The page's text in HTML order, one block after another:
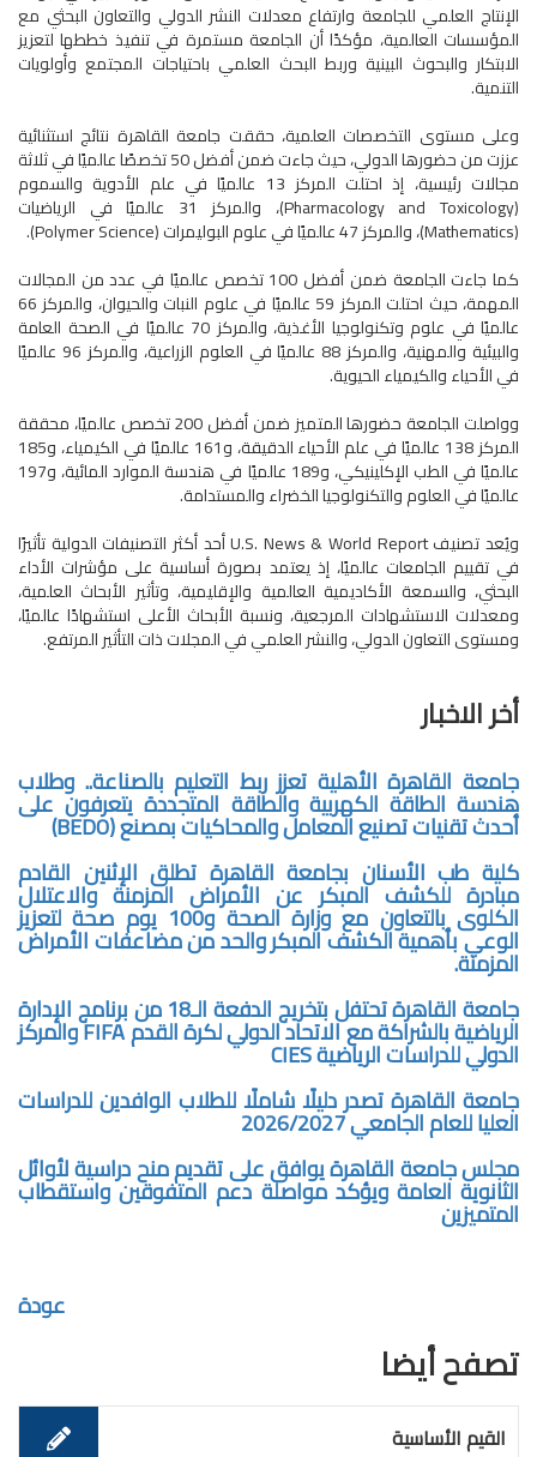
الإنتاج العلمي للجامعة وارتفاع معدلات النشر الدولي والتعاون البحثي مع
المؤسسات العالمية، مؤكدًا أن الجامعة مستمرة في تنفيذ خططها لتعزيز
الابتكار والبحوث البينية وربط البحث العلمي باحتياجات المجتمع وأولويات
التنمية.
وعلى مستوى التخصصات العلمية، حققت جامعة القاهرة نتائج استثنائية
عززت من حضورها الدولي، حيث جاءت ضمن أفضل 50 تخصصًا عالميًا في ثلاثة
مجالات رئيسية، إذ احتلت المركز 13 عالميًا في علم الأدوية والسموم
(Pharmacology and Toxicology)، والمركز 31 عالميًا في الرياضيات
(Mathematics)، والمركز 47 عالميًا في علوم البوليمرات (Polymer Science).
كما جاءت الجامعة ضمن أفضل 100 تخصص عالميًا في عدد من المجالات
المهمة، حيث احتلت المركز 59 عالميًا في علوم النبات والحيوان، والمركز 66
عالميًا في علوم وتكنولوجيا الأغذية، والمركز 70 عالميًا في الصحة العامة
والبيئية والمهنية، والمركز 88 عالميًا في العلوم الزراعية، والمركز 96 عالميًا
في الأحياء والكيمياء الحيوية.
وواصلت الجامعة حضورها المتميز ضمن أفضل 200 تخصص عالميًا، محققة
المركز 138 عالميًا في علم الأحياء الدقيقة، و161 عالميًا في الكيمياء، و185
عالميًا في الطب الإكلينيكي، و189 عالميًا في هندسة الموارد المائية، و197
عالميًا في العلوم والتكنولوجيا الخضراء والمستدامة.
ويُعد تصنيف U.S. News & World Report أحد أكثر التصنيفات الدولية تأثيرًا
في تقييم الجامعات عالميًا، إذ يعتمد بصورة أساسية على مؤشرات الأداء
البحثي، والسمعة الأكاديمية العالمية والإقليمية، وتأثير الأبحاث العلمية،
ومعدلات الاستشهادات المرجعية، ونسبة الأبحاث الأعلى استشهادًا عالميًا،
ومستوى التعاون الدولي، والنشر العلمي في المجلات ذات التأثير المرتفع.
أخر الاخبار
جامعة القاهرة الأهلية تعزز ربط التعليم بالصناعة.. وطلاب
هندسة الطاقة الكهربية والطاقة المتجددة يتعرفون على
أحدث تقنيات تصنيع المعامل والمحاكيات بمصنع (BEDO)
كلية طب الأسنان بجامعة القاهرة تطلق الإثنين القادم
مبادرة للكشف المبكر عن الأمراض المزمنة والاعتلال
الكلوى بالتعاون مع وزارة الصحة و100 يوم صحة لتعزيز
الوعي بأهمية الكشف المبكر والحد من مضاعفات الأمراض
المزمنة.
جامعة القاهرة تحتفل بتخريج الدفعة الـ18 من برنامج الإدارة
الرياضية بالشراكة مع الاتحاد الدولي لكرة القدم FIFA والمركز
الدولي للدراسات الرياضية CIES
جامعة القاهرة تصدر دليلًا شاملًا للطلاب الوافدين للدراسات
العليا للعام الجامعي 2026/2027
مجلس جامعة القاهرة يوافق على تقديم منح دراسية لأوائل
الثانوية العامة ويؤكد مواصلة دعم المتفوقين واستقطاب
المتميزين
عودة
تصفح أيضا
القيم الأساسية